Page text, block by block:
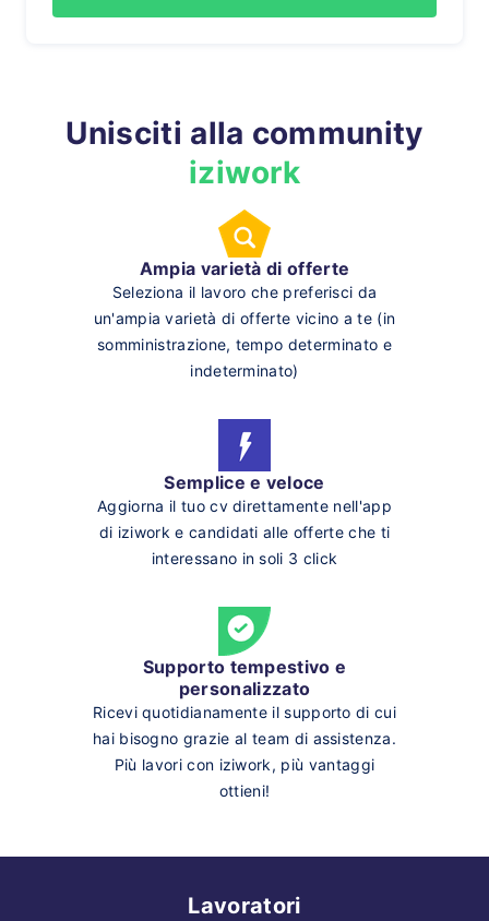
Unisciti alla community
iziwork
Ampia varietà di offerte
Seleziona il lavoro che preferisci da
un'ampia varietà di offerte vicino a te (in
somministrazione, tempo determinato e
indeterminato)
Semplice e veloce
Aggiorna il tuo cv direttamente nell'app
di iziwork e candidati alle offerte che ti
interessano in soli 3 click
Supporto tempestivo e
personalizzato
Ricevi quotidianamente il supporto di cui
hai bisogno grazie al team di assistenza.
Più lavori con iziwork, più vantaggi
ottieni!
Lavoratori